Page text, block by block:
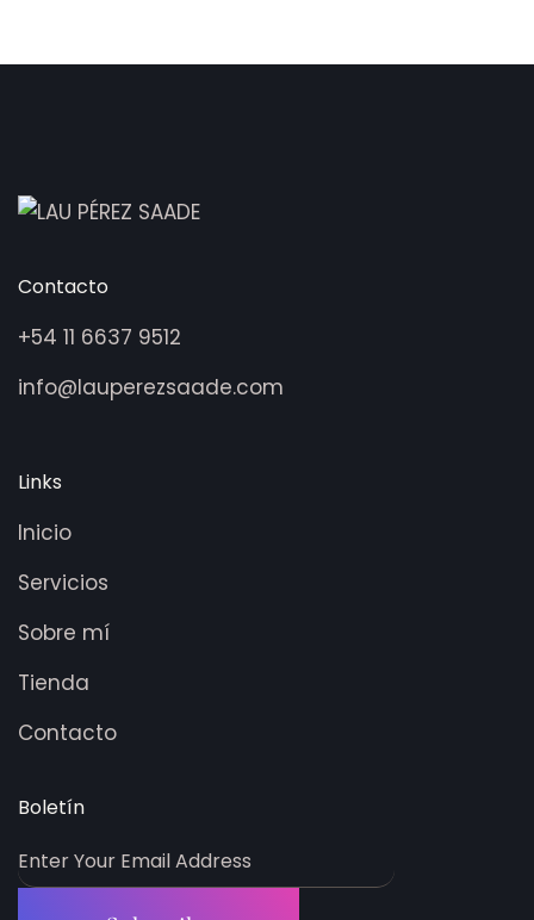
Contacto
+54 11 6637 9512
info@lauperezsaade.com
Links
Inicio
Servicios
Sobre mí
Tienda
Contacto
Boletín